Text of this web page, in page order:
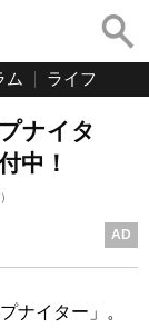
ム ライフ
ナイタ
中！
AD
ナイター」。